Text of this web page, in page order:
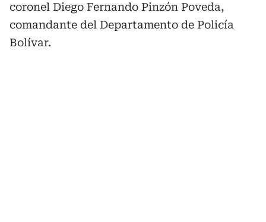
coronel Diego Fernando Pinzón Poveda,
comandante del Departamento de Policía
Bolívar.